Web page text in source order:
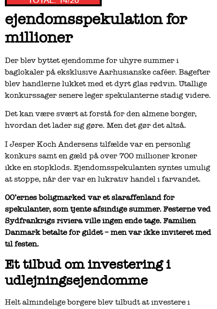
ejendomsspekulation for
millioner
Der blev byttet ejendomme for uhyre summer i
baglokaler på eksklusive Aarhusianske caféer. Bagefter
blev handlerne lukket med et dyrt glas rødvin. Utallige
konkurssager senere leger spekulanterne stadig videre.
Det kan være svært at forstå for den almene borger,
hvordan det lader sig gøre. Men det gør det altså.
I Jesper Koch Andersens tilfælde var en personlig
konkurs samt en gæld på over 700 millioner kroner
ikke en stopklods. Ejendomsspekulanten syntes umulig
at stoppe, når der var en lukrativ handel i farvandet.
00’ernes boligmarked var et slaraffenland for
spekulanter, som tjente afsindige summer. Festerne ved
Sydfrankrigs riviera ville ingen ende tage. Familien
Danmark betalte for gildet – men var ikke inviteret med
til festen.
Et tilbud om investering i
udlejningsejendomme
Helt almindelige borgere blev tilbudt at investere i